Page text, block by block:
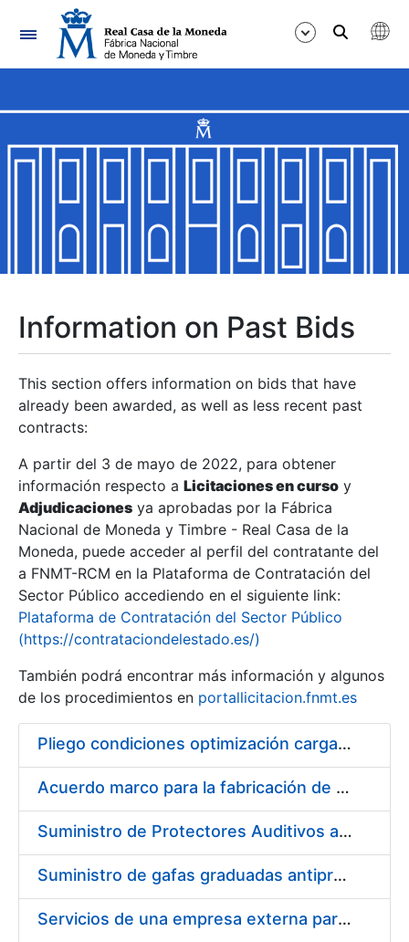
Navigation
Show/Hide
Show/Hide
Show/Hide
Show/Hide
Show/Hide
Show/Hide
Information on Past Bids
This section offers information on bids that have
already been awarded, as well as less recent past
contracts:
A partir del 3 de mayo de 2022, para obtener
información respecto a Licitaciones en curso y
Adjudicaciones ya aprobadas por la Fábrica
Nacional de Moneda y Timbre - Real Casa de la
Moneda, puede acceder al perfil del contratante del
a FNMT-RCM en la Plataforma de Contratación del
Sector Público accediendo en el siguiente link:
Plataforma de Contratación del Sector Público
(https://contrataciondelestado.es/)
También podrá encontrar más información y algunos
de los procedimientos en portallicitacion.fnmt.es
Pliego condiciones optimización cargas compras firmado
Acuerdo marco para la fabricación de piezas
Suministro de Protectores Auditivos a medida para las personas trabajadoras de los Centros de Trabajo de Madrid y Burgos
Suministro de gafas graduadas antiproyecciones para los trabajadores de la FNMT-RCM en los centros de trabajo de Madrid y Burgos
Servicios de una empresa externa para el asesoramiento y resolución de los recursos de alzada que se presentan relacionados con procesos de selección para la FNMT-RCM